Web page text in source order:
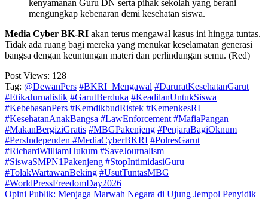
kenyamanan Guru DN serta pihak sekolah yang berani
mengungkap kebenaran demi kesehatan siswa.
Media Cyber BK-RI akan terus mengawal kasus ini hingga tuntas.
Tidak ada ruang bagi mereka yang menukar keselamatan generasi
bangsa dengan keuntungan materi dan perlindungan semu. (Red)
Post Views: 128
Tag: @DewanPers ​#BKRI_Mengawal ​#DaruratKesehatanGarut
#EtikaJurnalistik ​#GarutBerduka #KeadilanUntukSiswa
#KebebasanPers #KemdikbudRistek #KemenkesRI
#KesehatanAnakBangsa ​#LawEnforcement ​#MafiaPangan
#MakanBergiziGratis ​#MBGPakenjeng ​#PenjaraBagiOknum
#PersIndependen ​#MediaCyberBKRI #PolresGarut
#RichardWilliamHukum ​#SaveJournalism
#SiswaSMPN1Pakenjeng ​#StopIntimidasiGuru
#TolakWartawanBeking ​#UsutTuntasMBG
#WorldPressFreedomDay2026
Opini Publik: Menjaga Marwah Negara di Ujung Jempol Penyidik